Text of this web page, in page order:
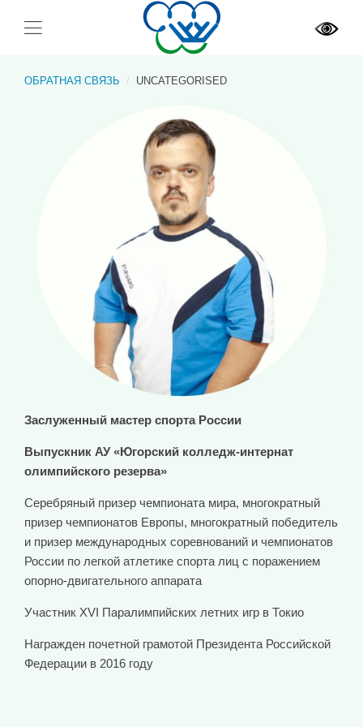
ОБРАТНАЯ СВЯЗЬ UNCATEGORISED
Заслуженный мастер спорта России
Выпускник АУ «Югорский колледж-интернат
олимпийского резерва»
Серебряный призер чемпионата мира, многократный
призер чемпионатов Европы, многократный победитель
и призер международных соревнований и чемпионатов
России по легкой атлетике спорта лиц с поражением
опорно-двигательного аппарата
Участник XVI Паралимпийских летних игр в Токио
Награжден почетной грамотой Президента Российской
Федерации в 2016 году